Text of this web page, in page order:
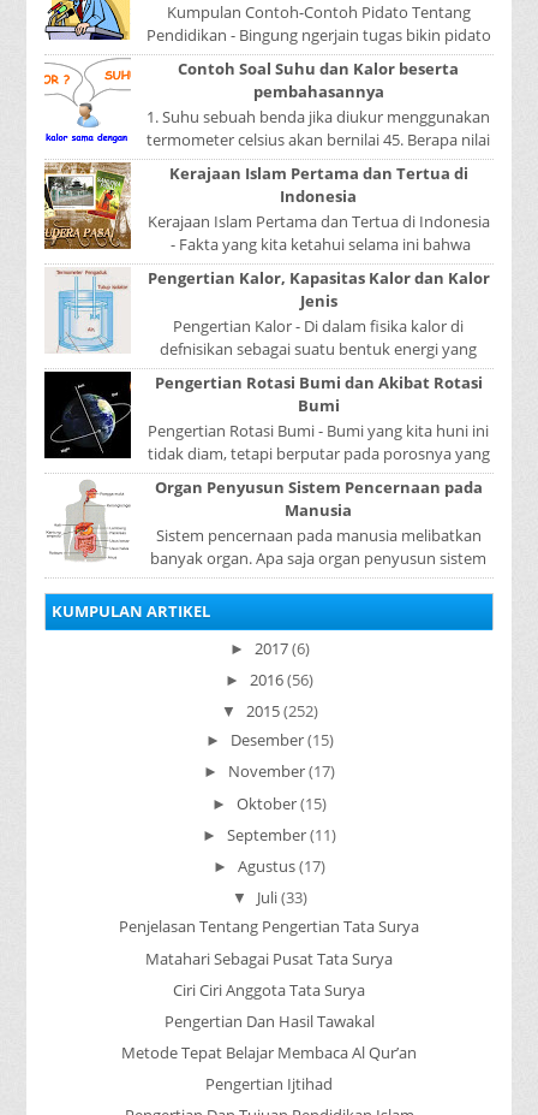
Kumpulan Contoh-Contoh Pidato Tentang
Pendidikan - Bingung ngerjain tugas bikin pidato
sekolah? Atau sedang nyari kumpulan contoh-
contoh ...
Contoh Soal Suhu dan Kalor beserta
pembahasannya
1. Suhu sebuah benda jika diukur menggunakan
termometer celsius akan bernilai 45. Berapa nilai
yang ditunjukkan oleh termometer Reamur, ...
Kerajaan Islam Pertama dan Tertua di
Indonesia
Kerajaan Islam Pertama dan Tertua di Indonesia
- Fakta yang kita ketahui selama ini bahwa
kerajaan Samudera Pasai merupakan kerajaan ...
Pengertian Kalor, Kapasitas Kalor dan Kalor
Jenis
Pengertian Kalor - Di dalam fisika kalor di
defnisikan sebagai suatu bentuk energi yang
dapat berpindah atau mengalir dari benda yang
...
Pengertian Rotasi Bumi dan Akibat Rotasi
Bumi
Pengertian Rotasi Bumi - Bumi yang kita huni ini
tidak diam, tetapi berputar pada porosnya yang
disebut rotasi bumi. Waktu yang diperlukan...
Organ Penyusun Sistem Pencernaan pada
Manusia
Sistem pencernaan pada manusia melibatkan
banyak organ. Apa saja organ penyusun sistem
pencernaan pada manusia ? Organ penyusun
KUMPULAN ARTIKEL
► 2017(6)
► 2016(56)
▼ 2015(252)
► Desember(15)
► November(17)
► Oktober(15)
► September(11)
► Agustus(17)
▼ Juli(33)
Penjelasan Tentang Pengertian Tata Surya
Matahari Sebagai Pusat Tata Surya
Ciri Ciri Anggota Tata Surya
Pengertian Dan Hasil Tawakal
Metode Tepat Belajar Membaca Al Qur’an
Pengertian Ijtihad